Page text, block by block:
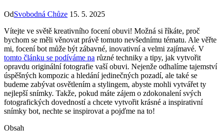
OdSvobodná Chůze 15. 5. 2025
Vítejte ve ‍světě kreativního focení obuvi! Možná si‌ říkáte, proč
⁤bychom ‌se měli věnovat právě tomuto nevšednímu tématu. Ale věřte
mi, focení bot může být zábavné, inovativní a velmi zajímavé. V ⁣
tomto článku se podíváme na různé techniky a tipy, jak vytvořit
opravdu originální ‍fotografie vaší obuvi.⁢ Nejenže odhalíme ⁤tajemství
úspěšných kompozic a hledání jedinečných ⁣pozadí, ale také se
⁣budeme⁢ zabývat ​osvětlením a stylingem, abyste mohli ​vytvářet​ ty
nejlepší snímky. Takže, pokud máte zájem​ o zdokonalení ⁣svých
fotografických dovedností a ⁣chcete ⁢vytvořit krásné a inspirativní
snímky bot,⁣ nechte se inspirovat a pojďme⁢ na to!
Obsah